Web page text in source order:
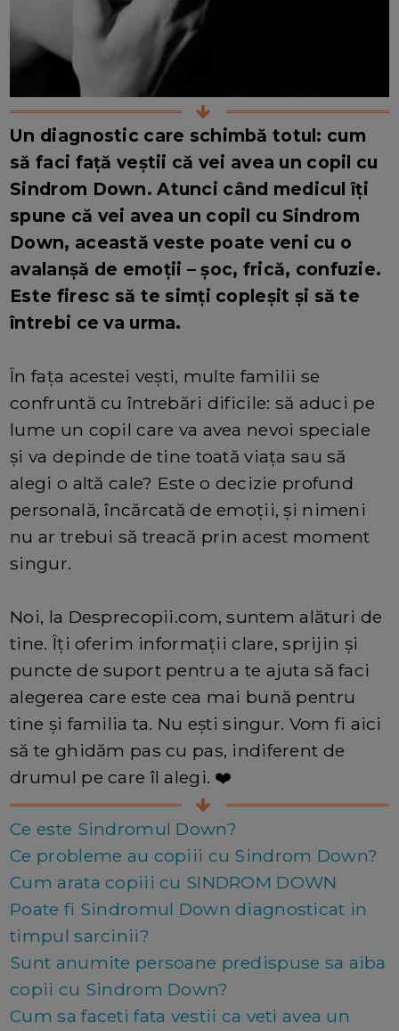
Un diagnostic care schimbă totul: cum
să faci față veștii că vei avea un copil cu
Sindrom Down. Atunci când medicul îți
spune că vei avea un copil cu Sindrom
Down, această veste poate veni cu o
avalanșă de emoții – șoc, frică, confuzie.
Este firesc să te simți copleșit și să te
întrebi ce va urma.
În fața acestei vești, multe familii se
confruntă cu întrebări dificile: să aduci pe
lume un copil care va avea nevoi speciale
și va depinde de tine toată viața sau să
alegi o altă cale? Este o decizie profund
personală, încărcată de emoții, și nimeni
nu ar trebui să treacă prin acest moment
singur.
Noi, la Desprecopii.com, suntem alături de
tine. Îți oferim informații clare, sprijin și
puncte de suport pentru a te ajuta să faci
alegerea care este cea mai bună pentru
tine și familia ta. Nu ești singur. Vom fi aici
să te ghidăm pas cu pas, indiferent de
drumul pe care îl alegi. ❤️
Ce este Sindromul Down?
Ce probleme au copiii cu Sindrom Down?
Cum arata copiii cu SINDROM DOWN
Poate fi Sindromul Down diagnosticat in
timpul sarcinii?
Sunt anumite persoane predispuse sa aiba
copii cu Sindrom Down?
Cum sa faceti fata vestii ca veti avea un